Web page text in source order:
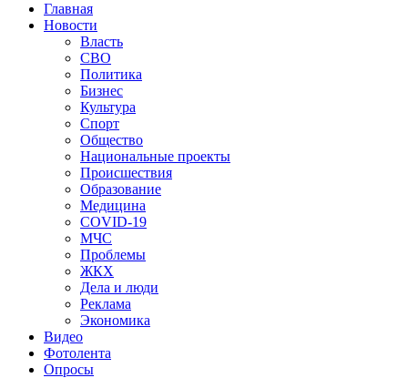
Главная
Новости
Власть
СВО
Политика
Бизнес
Культура
Спорт
Общество
Национальные проекты
Происшествия
Образование
Медицина
COVID-19
МЧС
Проблемы
ЖКХ
Дела и люди
Реклама
Экономика
Видео
Фотолента
Опросы